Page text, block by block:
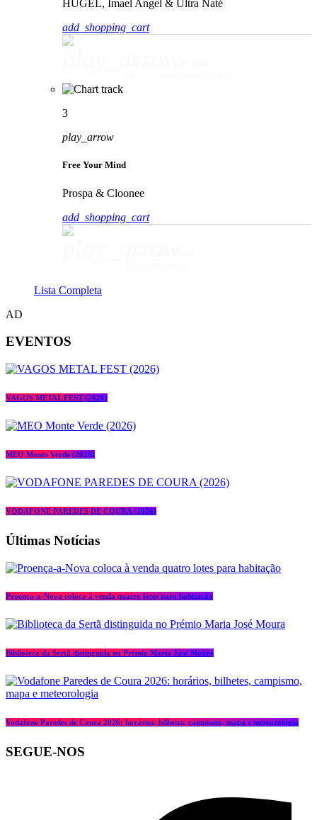
HUGEL, Imael Angel & Ultra Naté
add_shopping_cart
3
play_arrow
Free Your Mind
Prospa & Cloonee
add_shopping_cart
Lista Completa
AD
EVENTOS
VAGOS METAL FEST (2026)
MEO Monte Verde (2026)
VODAFONE PAREDES DE COURA (2026)
Últimas Notícias
Proença-a-Nova coloca à venda quatro lotes para habitação
Biblioteca da Sertã distinguida no Prémio Maria José Moura
Vodafone Paredes de Coura 2026: horários, bilhetes, campismo, mapa e meteorologia
SEGUE-NOS